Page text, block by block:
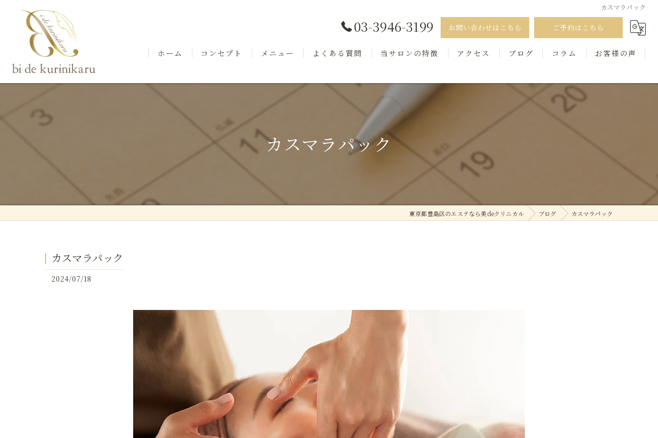
カスマラパック
03-3946-3199 お問い合わせはこちら ご予約はこちら
ホーム コンセプト メニュー よくある質問 当サロンの特徴
フェイシャル
毛穴洗浄
アクセス ブログ コラム お客様の声
カスマラパック
東京都豊島区のエステなら美deクリニカル ブログ カスマラパック
カスマラパック
2024/07/18